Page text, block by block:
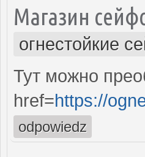
Магазин
огнестойкие
Тут можно
href=https://
odpowiedz